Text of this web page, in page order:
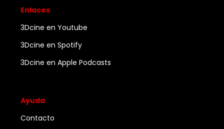
Enlaces
3Dcine en Youtube
3Dcine en Spotify
3Dcine en Apple Podcasts
Ayuda
Contacto